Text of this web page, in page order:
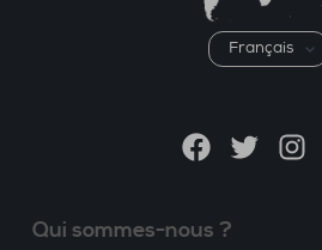
Choisir
une
FacebookTwitter
Qui sommes-nous ?